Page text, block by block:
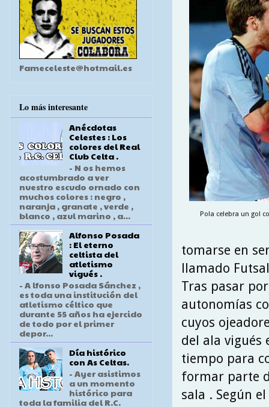
Pola celebra un gol
tomarse en
llamado
Tras pasar
autonomías
cuyos
del ala vigués
tiempo para
formar parte
sala . Según
Fameceleste@hotmail.es
Lo más interesante
Anécdotas
Celestes : Los
colores del Real
Club Celta .
- N os hemos
acostumbrado a ver
nuestro escudo ornado con
muchos colores : negro ,
naranja , granate , verde ,
blanco , azul marino , a...
Alfonso Posada
: El eterno
celtista del
atletismo
vigués .
- A lfonso Posada Sánchez ,
es toda una institución del
atletismo céltico que
durante 55 años ha ejercido
de todo por el primer
depor...
Día histórico
con As Celtas.
- Ayer asistimos
a un momento
histórico para
toda la familia del R.C.